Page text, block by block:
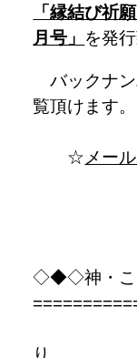
「縁結び
月号」 を発
バックナン
覧頂けます。
☆ メー
◇◆◇神・こ
京
り